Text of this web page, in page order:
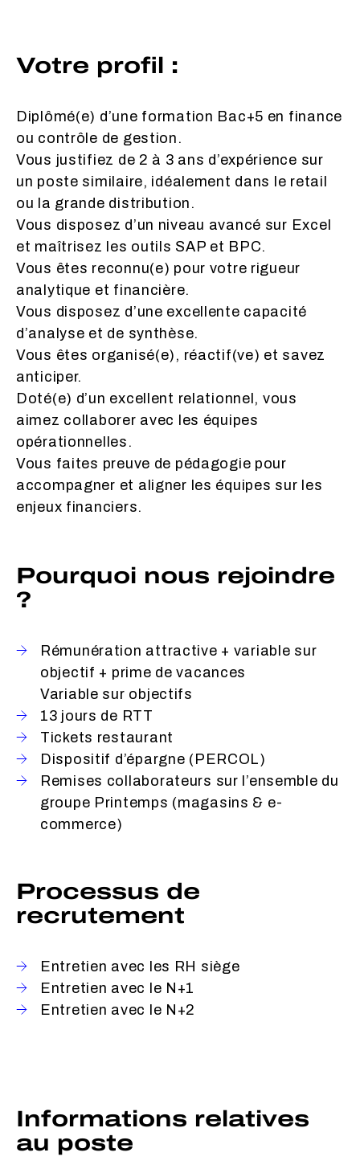
Votre profil :
Diplômé(e) d’une formation Bac+5 en finance
ou contrôle de gestion.
Vous justifiez de 2 à 3 ans d’expérience sur
un poste similaire, idéalement dans le retail
ou la grande distribution.
Vous disposez d’un niveau avancé sur Excel
et maîtrisez les outils SAP et BPC.
Vous êtes reconnu(e) pour votre rigueur
analytique et financière.
Vous disposez d’une excellente capacité
d’analyse et de synthèse.
Vous êtes organisé(e), réactif(ve) et savez
anticiper.
Doté(e) d’un excellent relationnel, vous
aimez collaborer avec les équipes
opérationnelles.
Vous faites preuve de pédagogie pour
accompagner et aligner les équipes sur les
enjeux financiers.
Pourquoi nous rejoindre
?
Rémunération attractive + variable sur
objectif + prime de vacances
Variable sur objectifs
13 jours de RTT
Tickets restaurant
Dispositif d’épargne (PERCOL)
Remises collaborateurs sur l’ensemble du
groupe Printemps (magasins & e-
commerce)
Processus de
recrutement
Entretien avec les RH siège
Entretien avec le N+1
Entretien avec le N+2
Informations relatives
au poste